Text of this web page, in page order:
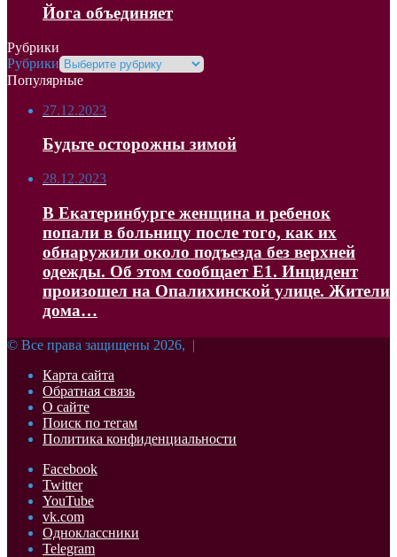
Йога объединяет
Рубрики
Рубрики
Популярные
27.12.2023
Будьте осторожны зимой
28.12.2023
В Екатеринбурге женщина и ребенок
попали в больницу после того, как их
обнаружили около подъезда без верхней
одежды. Об этом сообщает Е1. Инцидент
произошел на Опалихинской улице. Жители
дома…
© Все права защищены 2026, |
Карта сайта
Обратная связь
О сайте
Поиск по тегам
Политика конфиденциальности
Facebook
Twitter
YouTube
vk.com
Одноклассники
Telegram